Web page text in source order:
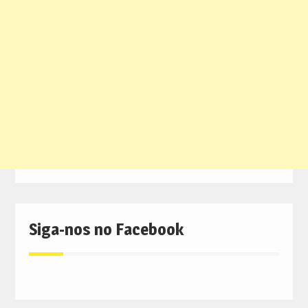
Siga-nos no Facebook